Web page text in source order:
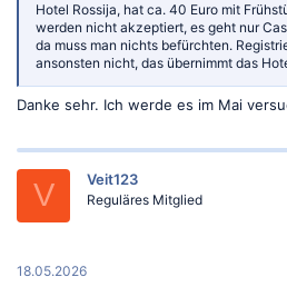
Hotel Rossija, hat ca. 40 Euro mit
werden nicht akzeptiert, es geht nur
da muss man nichts befürchten.
ansonsten nicht, das übernimmt das
Danke sehr. Ich werde es im Mai
V Veit123
Reguläres Mitglied
18.05.2026